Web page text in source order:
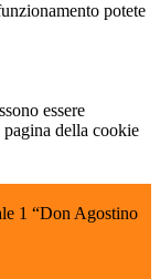
potete
essere
della cookie
1 “Don Agostino